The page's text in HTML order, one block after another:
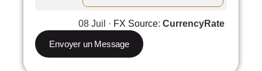
08 Juil · FX Source: CurrencyRate
Envoyer un Message